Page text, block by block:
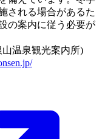
される場合があるた
の案内に従う必要が
山温泉観光案内所)